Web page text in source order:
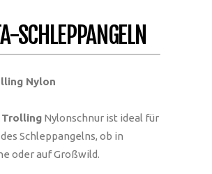
SCHLEPPANGELN
Nylon
Nylonschnur ist ideal für
Schleppangelns, ob in
oder auf Großwild.